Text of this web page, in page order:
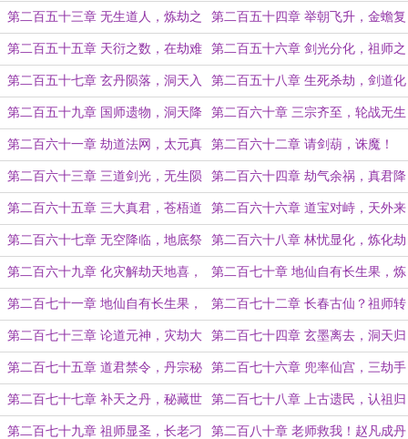
格 故
第二百五十三章 无生道人，炼劫之
计
第二百五十四章 举朝飞升，金蟾复
苏
第二百五十五章 天衍之数，在劫难
逃
第二百五十六章 剑光分化，祖师之
灵
第二百五十七章 玄丹陨落，洞天入
场
第二百五十八章 生死杀劫，剑道化
身
第二百五十九章 国师遗物，洞天降
临
第二百六十章 三宗齐至，轮战无生
第二百六十一章 劫道法网，太元真
传！
第二百六十二章 请剑葫，诛魔！
第二百六十三章 三道剑光，无生陨
落
第二百六十四章 劫气余祸，真君降
临
第二百六十五章 三大真君，苍梧道
人
第二百六十六章 道宝对峙，天外来
客
第二百六十七章 无空降临，地底祭
坛
第二百六十八章 林忧显化，炼化劫
莲
第二百六十九章 化灾解劫天地喜，
欲灭强敌证玄丹
第二百七十章 地仙自有长生果，炼
就玄丹寿万年！（上）
第二百七十一章 地仙自有长生果，
炼就玄丹寿万年！（单更5000字大
章）
第二百七十二章 长春古仙？祖师转
世？（两张章节的合章）
第二百七十三章 论道元神，灾劫大
道！（5k字合章）
第二百七十四章 玄墨离去，洞天归
界
第二百七十五章 道君禁令，丹宗秘
藏
第二百七十六章 兜率仙宫，三劫手
稿
第二百七十七章 补天之丹，秘藏世
界
第二百七十八章 上古遗民，认祖归
宗
第二百七十九章 祖师显圣，长老刁 第二百八十章 老师救我！赵凡成丹